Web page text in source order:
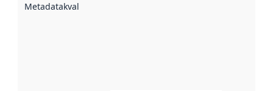
Metadatakvalitet